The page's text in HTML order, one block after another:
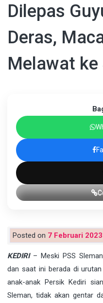
Dilepas
Deras,
Melawat ke
Posted on 7 Februari 2023
KEDIRI– Meski PSS
dan saat ini berada di
anak-anak Persik Kediri
Sleman, tidak akan gentar